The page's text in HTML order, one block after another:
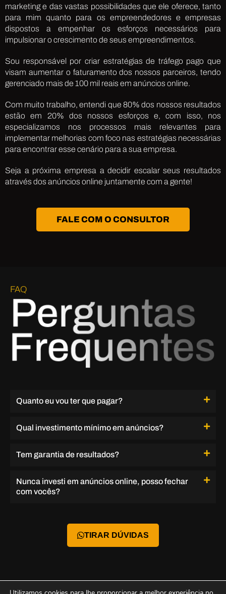
marketing e das vastas possibilidades que ele oferece, tanto
para mim quanto para os empreendedores e empresas
dispostos a empenhar os esforços necessários para
impulsionar o crescimento de seus empreendimentos.
Sou responsável por criar estratégias de tráfego pago que
visam aumentar o faturamento dos nossos parceiros, tendo
gerenciado mais de 100 mil reais em anúncios online.
Com muito trabalho, entendi que 80% dos nossos resultados
estão em 20% dos nossos esforços e, com isso, nos
especializamos nos processos mais relevantes para
implementar melhorias com foco nas estratégias necessárias
para encontrar esse cenário para a sua empresa.
Seja a próxima empresa a decidir escalar seus resultados
através dos anúncios online juntamente com a gente!
FALE COM O CONSULTOR
FAQ
Quanto eu vou ter que pagar?
Qual investimento mínimo em anúncios?
Tem garantia de resultados?
Nunca investi em anúncios online, posso fechar
com vocês?
TIRAR DÚVIDAS